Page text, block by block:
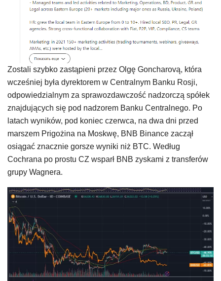
Zostali szybko zastąpieni przez Olgę Goncharovą, która
wcześniej była dyrektorem w Centralnym Banku Rosji,
odpowiedzialnym za sprawozdawczość nadzorczą spółek
znajdujących się pod nadzorem Banku Centralnego. Po
latach wyników, pod koniec czerwca, na dwa dni przed
marszem Prigożina na Moskwę, BNB Binance zaczął
osiągać znacznie gorsze wyniki niż BTC. Według
Cochrana po prostu CZ wsparł BNB zyskami z transferów
grupy Wagnera.